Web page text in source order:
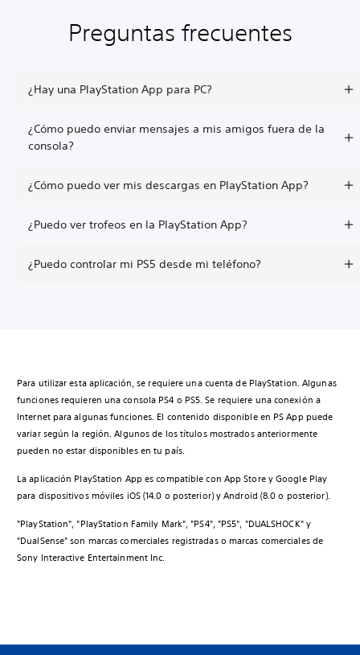
Preguntas frecuentes
¿Hay una PlayStation App para PC?
¿Cómo puedo enviar mensajes a mis amigos fuera de la
consola?
¿Cómo puedo ver mis descargas en PlayStation App?
¿Puedo ver trofeos en la PlayStation App?
¿Puedo controlar mi PS5 desde mi teléfono?
Para utilizar esta aplicación, se requiere una cuenta de PlayStation. Algunas
funciones requieren una consola PS4 o PS5. Se requiere una conexión a
Internet para algunas funciones. El contenido disponible en PS App puede
variar según la región. Algunos de los títulos mostrados anteriormente
pueden no estar disponibles en tu país.
La aplicación PlayStation App es compatible con App Store y Google Play
para dispositivos móviles iOS (14.0 o posterior) y Android (8.0 o posterior).
"PlayStation", "PlayStation Family Mark", "PS4", "PS5", "DUALSHOCK" y
"DualSense" son marcas comerciales registradas o marcas comerciales de
Sony Interactive Entertainment Inc.